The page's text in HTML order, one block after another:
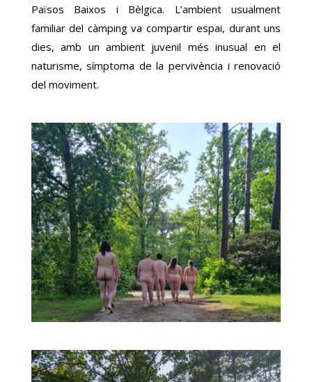
Països Baixos i Bèlgica. L’ambient usualment
familiar del càmping va compartir espai, durant uns
dies, amb un ambient juvenil més inusual en el
naturisme, símptoma de la pervivència i renovació
del moviment.